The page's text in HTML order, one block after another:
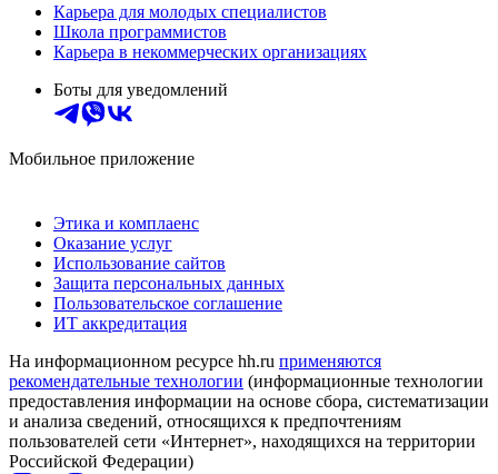
Карьера для молодых специалистов
Школа программистов
Карьера в некоммерческих организациях
Боты для уведомлений
Мобильное приложение
Этика и комплаенс
Оказание услуг
Использование сайтов
Защита персональных данных
Пользовательское соглашение
ИТ аккредитация
На информационном ресурсе hh.ru применяются
рекомендательные технологии (информационные технологии
предоставления информации на основе сбора, систематизации
и анализа сведений, относящихся к предпочтениям
пользователей сети «Интернет», находящихся на территории
Российской Федерации)